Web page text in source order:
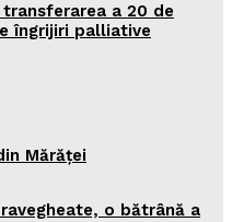
a 20 de
îngrijiri palliative
Mărăţei
o bătrână a